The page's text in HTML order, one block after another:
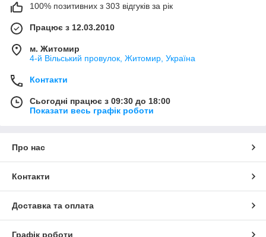
100% позитивних з 303 відгуків за рік
Працює з 12.03.2010
м. Житомир
4-й Вільський провулок, Житомир, Україна
Контакти
Сьогодні працює з 09:30 до 18:00
Показати весь графік роботи
Про нас
Контакти
Доставка та оплата
Графік роботи